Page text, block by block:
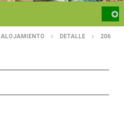
ALOJAMIENTO DETALLE 206